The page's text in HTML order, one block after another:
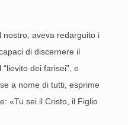
nostro, aveva redarguito i
di discernere il
dei farisei”, e
a nome di tutti, esprime
«Tu sei il Cristo, il Figlio